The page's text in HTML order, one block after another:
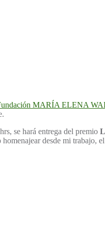
MARÍA ELENA
se hará entrega del premio
desde mi trabajo,